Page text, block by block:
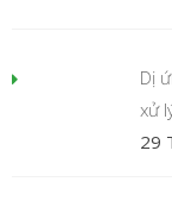
Dị
xử
29